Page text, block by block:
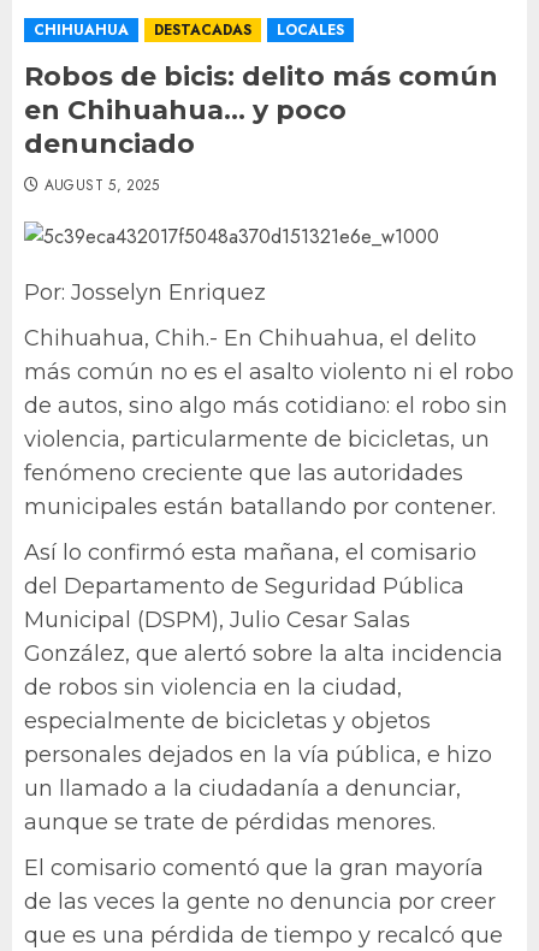
CHIHUAHUA DESTACADAS LOCALES
Robos de bicis: delito más común
en Chihuahua… y poco
denunciado
AUGUST 5, 2025
Por: Josselyn Enriquez
Chihuahua, Chih.- En Chihuahua, el delito
más común no es el asalto violento ni el robo
de autos, sino algo más cotidiano: el robo sin
violencia, particularmente de bicicletas, un
fenómeno creciente que las autoridades
municipales están batallando por contener.
Así lo confirmó esta mañana, el comisario
del Departamento de Seguridad Pública
Municipal (DSPM), Julio Cesar Salas
González, que alertó sobre la alta incidencia
de robos sin violencia en la ciudad,
especialmente de bicicletas y objetos
personales dejados en la vía pública, e hizo
un llamado a la ciudadanía a denunciar,
aunque se trate de pérdidas menores.
El comisario comentó que la gran mayoría
de las veces la gente no denuncia por creer
que es una pérdida de tiempo y recalcó que